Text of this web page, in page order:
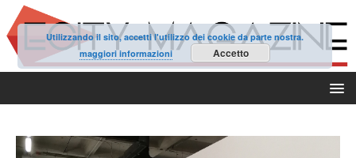
Utilizzando il sito, accetti l'utilizzo dei cookie da parte nostra.
maggiori informazioni
Accetto